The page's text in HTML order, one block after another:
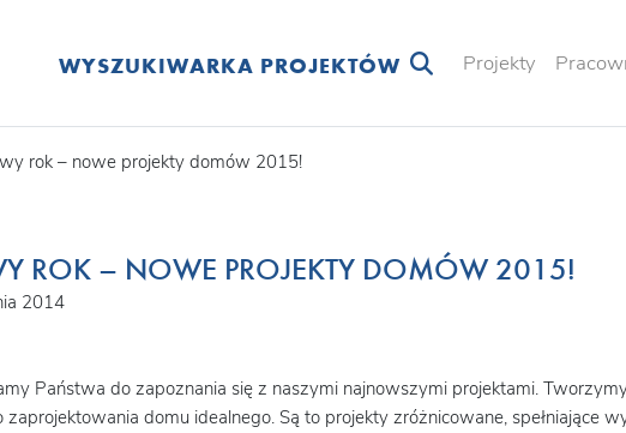
WYSZUKIWARKA PROJEKTÓW Projekty
rok – nowe projekty domów 2015!
ROK – NOWE PROJEKTY DOMÓW 2015!
2014
Państwa do zapoznania się z naszymi najnowszymi projektami.
zaprojektowania domu idealnego. Są to projekty zróżnicowane, spełniające